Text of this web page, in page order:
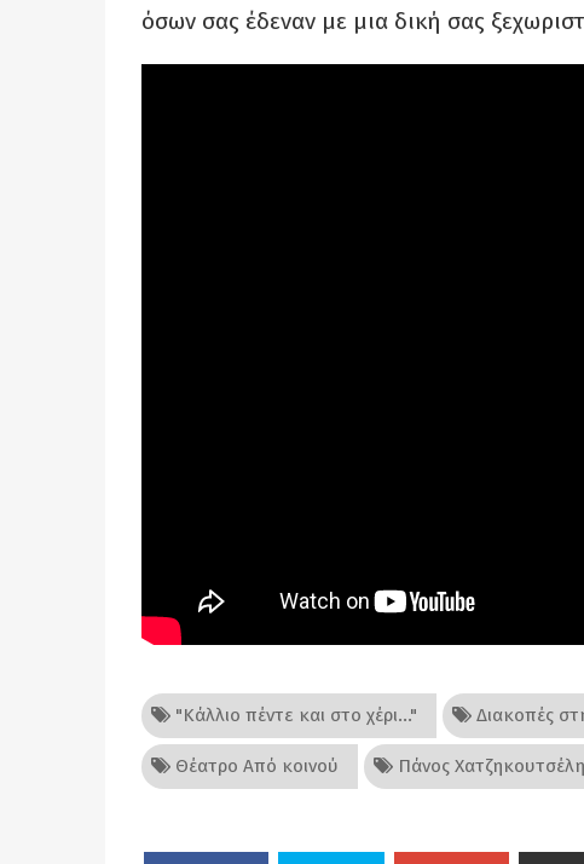
όσων σας έδεναν με μια δική σας
"Κάλλιο πέντε και στο χέρι..." Διακοπές
Θέατρο Από κοινού Πάνος